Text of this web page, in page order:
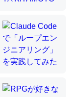
してて両方に不
て面白い。海に
のか？